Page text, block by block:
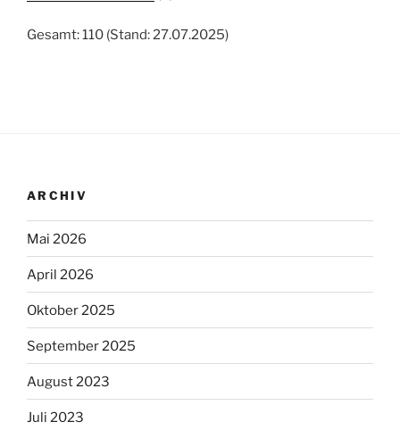
Gesamt: 110 (Stand: 27.07.2025)
ARCHIV
Mai 2026
April 2026
Oktober 2025
September 2025
August 2023
Juli 2023